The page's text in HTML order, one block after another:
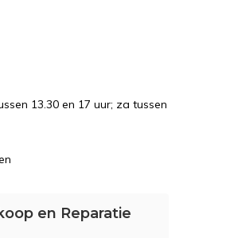
13.30 en 17 uur; za tussen
en Reparatie